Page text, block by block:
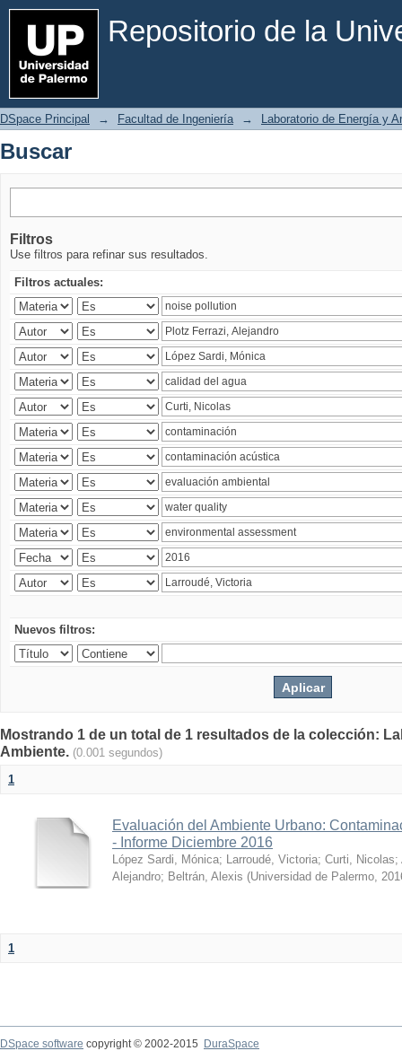
Repositorio de la
Buscar
DSpace Principal → Facultad de Ingeniería → Laboratorio de Energía y
Buscar
Filtros
Use filtros para refinar sus resultados.
Filtros actuales:
Nuevos filtros:
Mostrando 1 de un total de 1 resultados de la colección:
Ambiente. (0.001 segundos)
1
Evaluación del Ambiente Urbano:
- Informe Diciembre 2016
López Sardi, Mónica; Larroudé, Victoria; Curti, Nicolas;
Alejandro; Beltrán, Alexis (Universidad de Palermo,
1
DSpace software copyright © 2002-2015
DuraSpace